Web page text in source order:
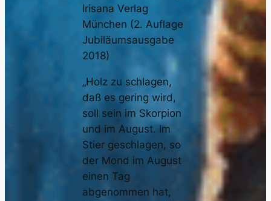
Irisana Verlag
München (2. Auflage
Jubiläumsausgabe
2018)
„Holz zu schlagen,
daß es gering wird,
soll sein im Skorpion
und im August. Im
Stier geschlagen, so
der Mond im August
einen Tag
abgenommen hat,